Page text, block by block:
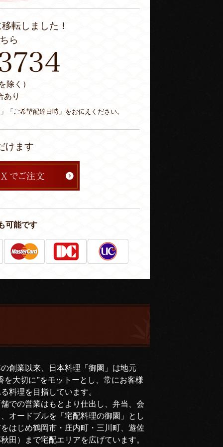
転しました！
ら
除く）
あり
「ご希望配達日時」をお伝えください。
けます
可能です
創業以来、日本料理「御園」は地元
を大切に”をモットーとし、常にお客様
料理を目指しています。
での営業はもとより仕出し、弁当、会
オードブルを「宅配料理の御園」とし
はじめ鶴岡市・庄内町・三川町、遊佐
田）まで宅配エリアを広げています。